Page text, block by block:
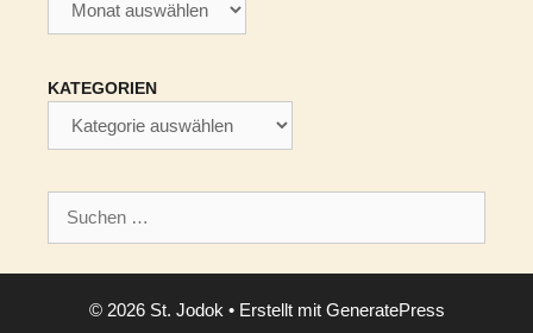
KATEGORIEN
nach:
© 2026 St. Jodok • Erstellt mit GeneratePress